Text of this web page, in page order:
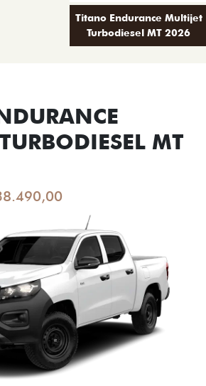
Titano Endurance Multijet
Turbodiesel MT 2026
MT